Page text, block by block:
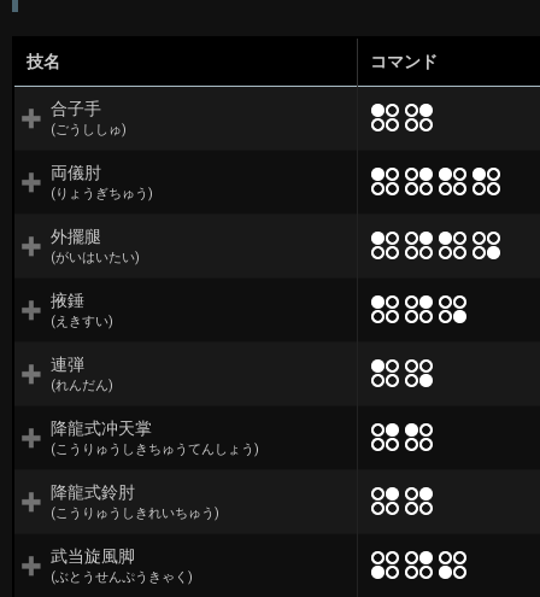
技名 コマンド
合子手
(ごうししゅ)
両儀肘
(りょうぎちゅう)
外擺腿
(がいはいたい)
掖錘
(えきすい)
連弾
(れんだん)
降龍式冲天掌
(こうりゅうしきちゅうてんしょう)
降龍式鈴肘
(こうりゅうしきれいちゅう)
武当旋風脚
(ぶとうせんぷうきゃく)